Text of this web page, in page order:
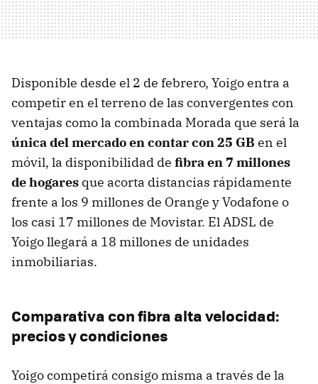
Disponible desde el 2 de febrero, Yoigo entra a
competir en el terreno de las convergentes con
ventajas como la combinada Morada que será la
única del mercado en contar con 25 GB en el
móvil, la disponibilidad de fibra en 7 millones
de hogares que acorta distancias rápidamente
frente a los 9 millones de Orange y Vodafone o
los casi 17 millones de Movistar. El ADSL de
Yoigo llegará a 18 millones de unidades
inmobiliarias.
Comparativa con fibra alta velocidad:
precios y condiciones
Yoigo competirá consigo misma a través de la